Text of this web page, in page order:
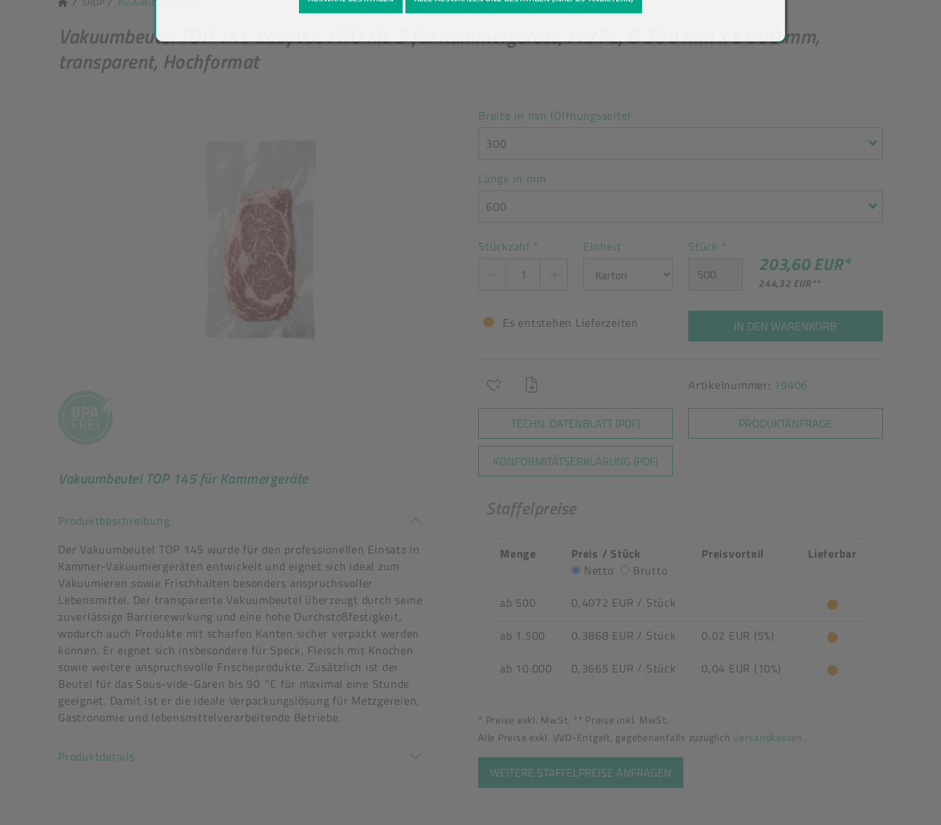
Vakuumbeutel TOP 145 EasyVac PRO ML 5 für Kammergeräte, PA/PE, B 300 mm x L 600 mm,
transparent, Hochformat
Vakuumbeutel TOP 145 für Kammergeräte
Produktbeschreibung
Akkordeon auf-/zuklappen stimmen nicht überein
Der Vakuumbeutel TOP 145 wurde für den professionellen Einsatz in
Kammer-Vakuumiergeräten entwickelt und eignet sich ideal zum
Vakuumieren sowie Frischhalten besonders anspruchsvoller
Lebensmittel. Der transparente Vakuumbeutel überzeugt durch seine
zuverlässige Barrierewirkung und eine hohe Durchstoßfestigkeit,
wodurch auch Produkte mit scharfen Kanten sicher verpackt werden
können. Er eignet sich insbesondere für Speck, Fleisch mit Knochen
sowie weitere anspruchsvolle Frischeprodukte. Zusätzlich ist der
Beutel für das Sous-vide-Garen bis 90 °C für maximal eine Stunde
geeignet. Damit ist er die ideale Verpackungslösung für Metzgereien,
Gastronomie und lebensmittelverarbeitende Betriebe.
Produktdetails
Breite in mm (Öffnungsseite)
300
Länge in mm
600
Stückzahl * Einheit Stück *
203,60 EUR*
244,32 EUR**
Es entstehen Lieferzeiten IN DEN WARENKORB
Artikelnummer: 19406
TECHN. DATENBLATT (PDF)
KONFORMITÄTSERKLÄRUNG (PDF)
PRODUKTANFRAGE
Staffelpreise
Menge
Preis / Stück
Netto
Brutto
Preisvorteil Lieferbar
ab 500 0,4072 EUR / Stück
ab 1.500
0,3868 EUR / Stück
0,02 EUR (5%)
ab 10.000
0,3665 EUR / Stück 0,04 EUR (10%)
* Preise exkl. MwSt. ** Preise inkl. MwSt.
Alle Preise exkl. VVO-Entgelt, gegebenenfalls zuzüglich Versandkosten.
WEITERE STAFFELPREISE ANFRAGEN